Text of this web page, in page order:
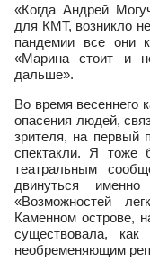
«Когда Андрей
для КМТ, возникло
пандемии все они
«Марина стоит и
дальше».
Во время весеннего
опасения людей,
зрителя, на первый
спектакли. Я тоже
театральным
двинуться
«Возможностей
Каменном острове,
существовала, как
необременяющим